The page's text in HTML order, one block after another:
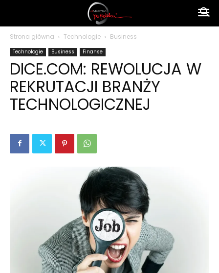
polsku
Strona główna Technologie Business
Technologie Business Finanse
DICE.COM: REWOLUCJA W
REKRUTACJI BRANŻY
TECHNOLOGICZNEJ